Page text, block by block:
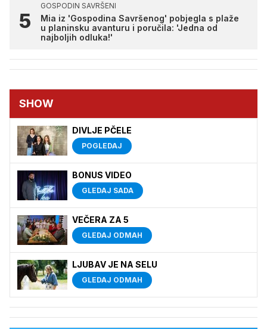
GOSPODIN SAVRŠENI
Mia iz 'Gospodina Savršenog' pobjegla s plaže
u planinsku avanturu i poručila: 'Jedna od
najboljih odluka!'
SHOW
DIVLJE PČELE
POGLEDAJ
BONUS VIDEO
GLEDAJ SADA
VEČERA ZA 5
GLEDAJ ODMAH
LJUBAV JE NA SELU
GLEDAJ ODMAH